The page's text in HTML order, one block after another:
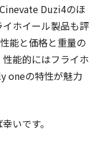
Duzi4のほ
ホイール製品も評
能と価格と重量の
能的にはフライホ
oneの特性が魅力
いです。